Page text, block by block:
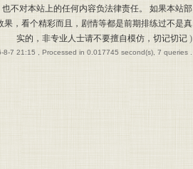
不对本站上的任何内容负法律责任。 如果本站部
，看个精彩而且，剧情等都是前期排练过不是真
实的，非专业人士请不要擅自模仿，切记切记 )
8-7 21:15 , Processed in 0.017745 second(s), 7 queries .